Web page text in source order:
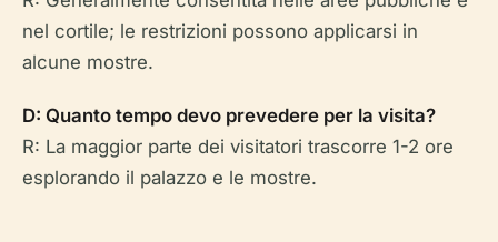
nel cortile; le restrizioni possono applicarsi in
alcune mostre.
D: Quanto tempo devo prevedere per la visita?
R: La maggior parte dei visitatori trascorre 1-2 ore
esplorando il palazzo e le mostre.